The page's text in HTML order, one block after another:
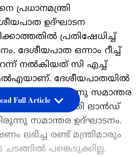
പ്രധാനമന്ത്രി
ഉദ്ഘാടന
പ്രതിഷേധിച്ച്
ദേശീയപാത ഒന്നാം റീച്ച്
നൽകിയത് സി എച്ച്
ദേശീയപാതയിൽ
സമാന്തര
പ്രധാനമന്ത്രി ലാൻഡ്
സമാന്തര ഉദ്ഘാടനം.
ലഭിച്ച രണ്ട് മന്ത്രിമാരും
ചടങ്ങിൽ പങ്കെടുക്കില്ല.
Full Article